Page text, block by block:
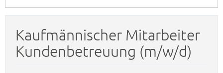
Kaufmännischer Mitarbeiter
Kundenbetreuung (m/w/d)